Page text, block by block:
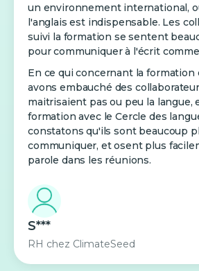
un environnement international,
l'anglais est indispensable. Les
suivi la formation se sentent
pour communiquer à l'écrit comme
En ce qui concernant la formation
avons embauché des
maitrisaient pas ou peu la langue,
formation avec le Cercle des
constatons qu'ils sont beaucoup
communiquer, et osent plus
parole dans les réunions.
S***
RH chez ClimateSeed